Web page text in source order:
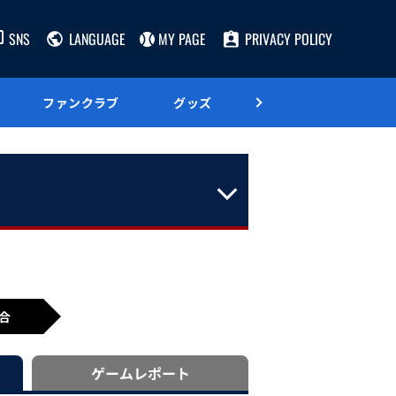
SNS LANGUAGE MY PAGE PRIVACY POLICY
ファンクラブ グッズ
ゲームレポート